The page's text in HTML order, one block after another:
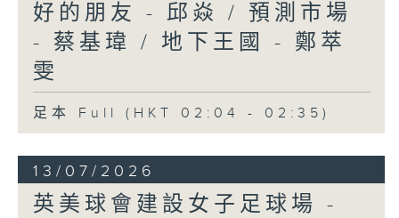
好的朋友 - 邱焱 / 預測市場
- 蔡基瑋 / 地下王國 - 鄭萃
雯
足本 Full (HKT 02:04 - 02:35)
13/07/2026
英美球會建設女子足球場 -